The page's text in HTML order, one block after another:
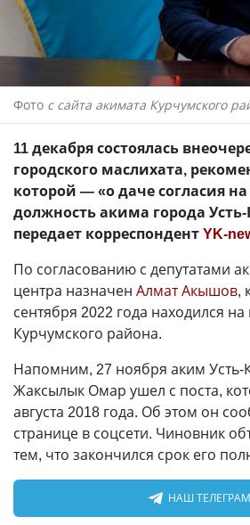
Фото с сайта акимата Курчумского
11 декабря состоялась
городского маслихата,
которой —«о даче согласия
должность акима города
передает корреспондентYK-
По согласованию с депутатами
центра назначен Алмат Акышов,
сентября 2022 года находился на
Курчумского района.
Напомним, 27 ноября аким Усть-
Жаксылык Омар ушел с поста,
августа 2018 года. Об этом он
странице в соцсети. Чиновник
тем, что закончился срок его
НАШ ТЕЛЕГРАМ